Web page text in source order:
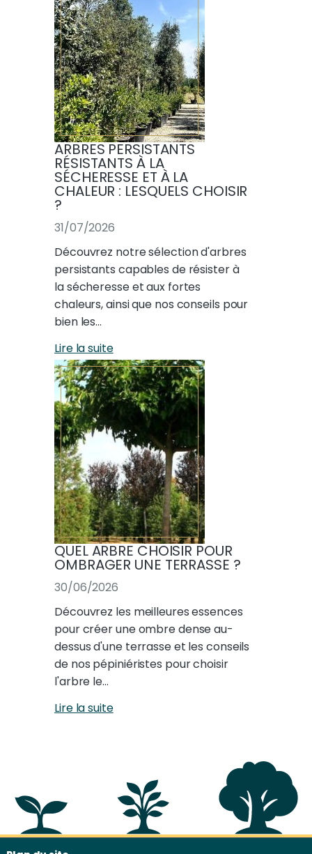
ARBRES PERSISTANTS
RÉSISTANTS À LA
SÉCHERESSE ET À LA
CHALEUR : LESQUELS CHOISIR
?
31/07/2026
Découvrez notre sélection d'arbres
persistants capables de résister à
la sécheresse et aux fortes
chaleurs, ainsi que nos conseils pour
bien les…
Lire la suite
QUEL ARBRE CHOISIR POUR
OMBRAGER UNE TERRASSE ?
30/06/2026
Découvrez les meilleures essences
pour créer une ombre dense au-
dessus d'une terrasse et les conseils
de nos pépiniéristes pour choisir
l'arbre le…
Lire la suite
Plan du site & informations